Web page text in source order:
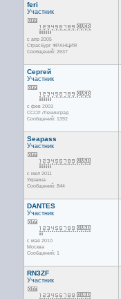
feri
Участник
с апр 2005
Страсбург ФРАНЦИЯ
Сообщений: 2637
Сергей
Участник
с фев 2003
СССР /Ленинград
Сообщений: 1392
Seapass
Участник
с июл 2011
Украина
Сообщений: 844
DANTES
Участник
с мая 2010
Москва
Сообщений: 1
RN3ZF
Участник